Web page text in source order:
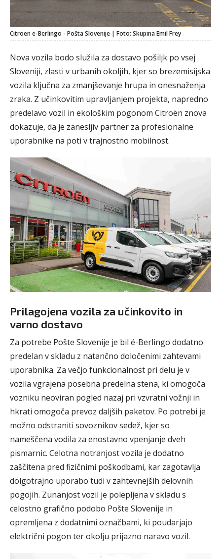
Citroen e-Berlingo - Pošta Slovenije | Foto: Skupina Emil Frey
Nova vozila bodo služila za dostavo pošiljk po vsej
Sloveniji, zlasti v urbanih okoljih, kjer so brezemisijska
vozila ključna za zmanjševanje hrupa in onesnaženja
zraka. Z učinkovitim upravljanjem projekta, napredno
predelavo vozil in ekološkim pogonom Citroën znova
dokazuje, da je zanesljiv partner za profesionalne
uporabnike na poti v trajnostno mobilnost.
Prilagojena vozila za učinkovito in
varno dostavo
Za potrebe Pošte Slovenije je bil ë-Berlingo dodatno
predelan v skladu z natančno določenimi zahtevami
uporabnika. Za večjo funkcionalnost pri delu je v
vozila vgrajena posebna predelna stena, ki omogoča
vozniku neoviran pogled nazaj pri vzvratni vožnji in
hkrati omogoča prevoz daljših paketov. Po potrebi je
možno odstraniti sovoznikov sedež, kjer so
nameščena vodila za enostavno vpenjanje dveh
pismarnic. Celotna notranjost vozila je dodatno
zaščitena pred fizičnimi poškodbami, kar zagotavlja
dolgotrajno uporabo tudi v zahtevnejših delovnih
pogojih. Zunanjost vozil je polepljena v skladu s
celostno grafično podobo Pošte Slovenije in
opremljena z dodatnimi označbami, ki poudarjajo
električni pogon ter okolju prijazno naravo vozil.